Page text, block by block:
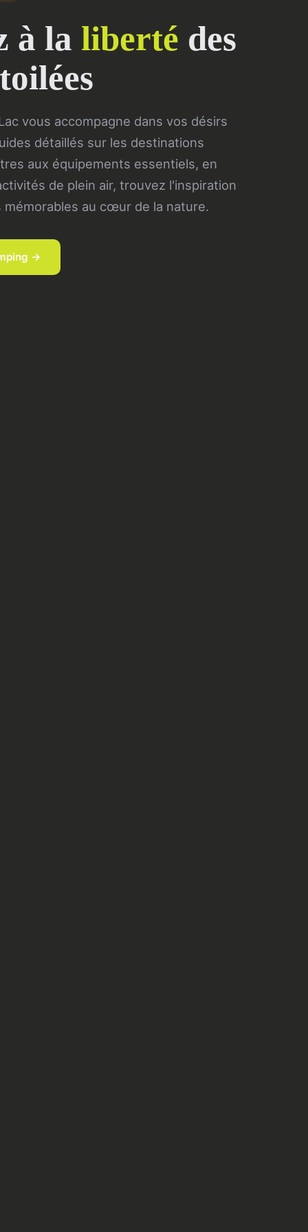
à la liberté des
vous accompagne dans vos désirs
détaillés sur les destinations
aux équipements essentiels, en
de plein air, trouvez l'inspiration
mémorables au cœur de la nature.
→